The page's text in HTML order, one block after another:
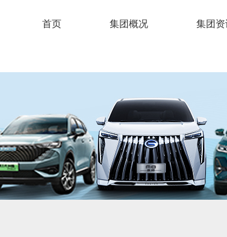
首页 集团概况 集团资